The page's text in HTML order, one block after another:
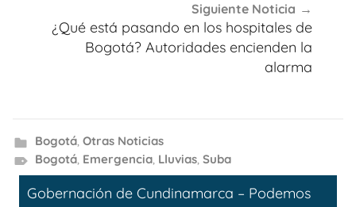
Siguiente Noticia
¿Qué está pasando en los hospitales de
Bogotá? Autoridades encienden la
alarma
Bogotá, Otras Noticias
Bogotá, Emergencia, Lluvias, Suba
Gobernación de Cundinamarca – Podemos